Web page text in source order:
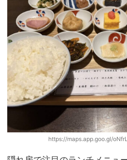
https://maps.app.goo.gl/